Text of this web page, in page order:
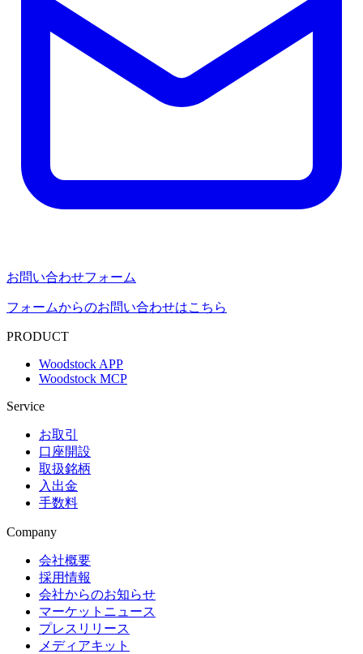
お問い合わせフォーム
フォームからのお問い合わせはこちら
PRODUCT
Woodstock APP
Woodstock MCP
Service
お取引
口座開設
取扱銘柄
入出金
手数料
Company
会社概要
採用情報
会社からのお知らせ
マーケットニュース
プレスリリース
メディアキット